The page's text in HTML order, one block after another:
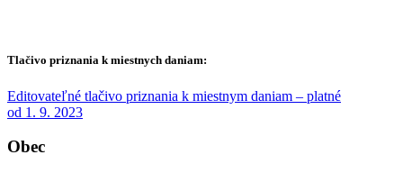
Tlačivo priznania k miestnych daniam:
Editovateľné tlačivo priznania k miestnym daniam – platné
od 1. 9. 2023
Obec